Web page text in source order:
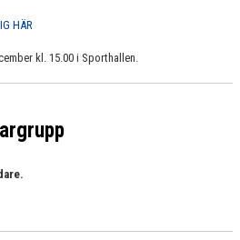
HÄR
kl. 15.00 i Sporthallen.